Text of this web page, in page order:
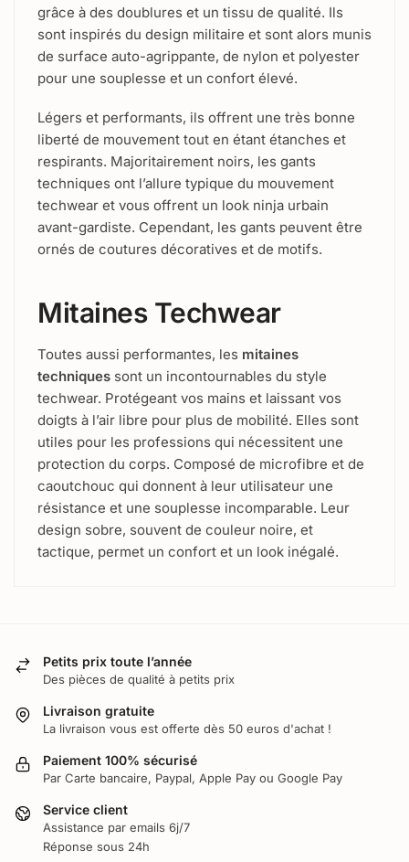
grâce à des doublures et un tissu de qualité. Ils
sont inspirés du design militaire et sont alors munis
de surface auto-agrippante, de nylon et polyester
pour une souplesse et un confort élevé.
Légers et performants, ils offrent une très bonne
liberté de mouvement tout en étant étanches et
respirants. Majoritairement noirs, les gants
techniques ont l’allure typique du mouvement
techwear et vous offrent un look ninja urbain
avant-gardiste. Cependant, les gants peuvent être
ornés de coutures décoratives et de motifs.
Mitaines Techwear
Toutes aussi performantes, les mitaines
techniques sont un incontournables du style
techwear. Protégeant vos mains et laissant vos
doigts à l’air libre pour plus de mobilité. Elles sont
utiles pour les professions qui nécessitent une
protection du corps. Composé de microfibre et de
caoutchouc qui donnent à leur utilisateur une
résistance et une souplesse incomparable. Leur
design sobre, souvent de couleur noire, et
tactique, permet un confort et un look inégalé.
Petits prix toute l’année
Des pièces de qualité à petits prix
Livraison gratuite
La livraison vous est offerte dès 50 euros d'achat !
Paiement 100% sécurisé
Par Carte bancaire, Paypal, Apple Pay ou Google Pay
Service client
Assistance par emails 6j/7
Réponse sous 24h